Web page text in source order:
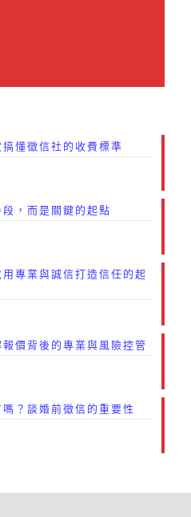
懂徵信社的收費標準
，而是關鍵的起點
專業與誠信打造信任的起
價背後的專業與風險控管
？談婚前徵信的重要性